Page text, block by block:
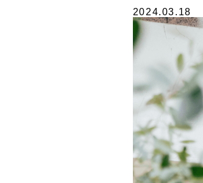
2024.03.18